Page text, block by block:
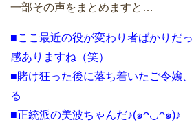
一部その声をまとめますと…
■ここ最近の役が変わり者ばかりだ
感ありますね（笑）
■賭け狂った後に落ち着いたご令嬢
る
■正統派の美波ちゃんだ♪(๑ᴖ◡ᴖ๑)♪